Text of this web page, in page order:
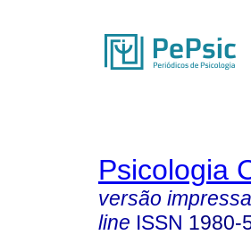
Psicologia
versão impressa
line ISSN 1980-